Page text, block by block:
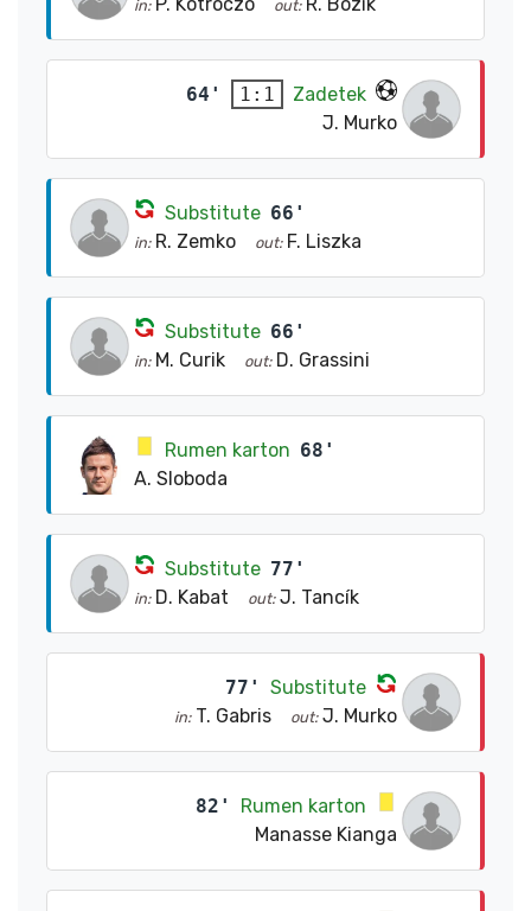
in: out:
64' 1:1
Zadetek
J. Murko
Substitute 66'
in: R. Zemko out: F. Liszka
Substitute 66'
in: M. Curik out: D. Grassini
Rumen karton 68'
A. Sloboda
Substitute 77'
in: D. Kabat out: J. Tancík
77' Substitute
in: T. Gabris out: J. Murko
82'
Rumen karton
Manasse Kianga